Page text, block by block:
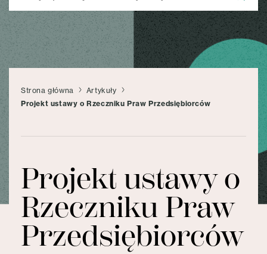
Strona główna
Artykuły
Projekt ustawy o Rzeczniku Praw Przedsiębiorców
Projekt ustawy o
Rzeczniku Praw
Przedsiębiorców